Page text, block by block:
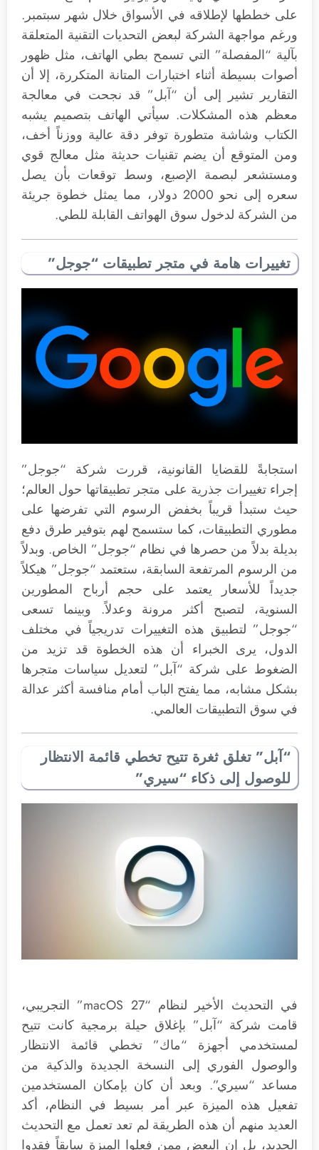
على خططها لإطلاقه في الأسواق خلال شهر سبتمبر.
ورغم مواجهة الشركة لبعض التحديات التقنية المتعلقة
بآلية “المفصلة” التي تسمح بطي الهاتف، مثل ظهور
أصوات بسيطة أثناء اختبارات المتانة المتكررة، إلا أن
التقارير تشير إلى أن “آبل” قد نجحت في معالجة
معظم هذه المشكلات. سيأتي الهاتف بتصميم يشبه
الكتاب وشاشة متطورة توفر دقة عالية ووزناً أخف،
ومن المتوقع أن يضم تقنيات حديثة مثل معالج قوي
ومستشعر لبصمة الإصبع، وسط توقعات بأن يصل
سعره إلى نحو 2000 دولار، مما يمثل خطوة جريئة
من الشركة لدخول سوق الهواتف القابلة للطي.
تغييرات هامة في متجر تطبيقات “جوجل”
استجابةً للقضايا القانونية، قررت شركة “جوجل”
إجراء تغييرات جذرية على متجر تطبيقاتها حول العالم؛
حيث ستبدأ قريباً بخفض الرسوم التي تفرضها على
مطوري التطبيقات، كما ستسمح لهم بتوفير طرق دفع
بديلة بدلاً من حصرها في نظام “جوجل” الخاص. وبدلاً
من الرسوم المرتفعة السابقة، ستعتمد “جوجل” هيكلاً
جديداً للأسعار يعتمد على حجم أرباح المطورين
السنوية، لتصبح أكثر مرونة وعدلاً. وبينما تسعى
“جوجل” لتطبيق هذه التغييرات تدريجياً في مختلف
الدول، يرى الخبراء أن هذه الخطوة قد تزيد من
الضغوط على شركة “آبل” لتعديل سياسات متجرها
بشكل مشابه، مما يفتح الباب أمام منافسة أكثر عدالة
في سوق التطبيقات العالمي.
“آبل” تغلق ثغرة تتيح تخطي قائمة الانتظار
للوصول إلى ذكاء “سيري”
في التحديث الأخير لنظام “macOS 27” التجريبي،
قامت شركة “آبل” بإغلاق حيلة برمجية كانت تتيح
لمستخدمي أجهزة “ماك” تخطي قائمة الانتظار
والوصول الفوري إلى النسخة الجديدة والذكية من
مساعد “سيري”. وبعد أن كان بإمكان المستخدمين
تفعيل هذه الميزة عبر أمر بسيط في النظام، أكد
العديد منهم أن هذه الطريقة لم تعد تعمل مع التحديث
الجديد، بل إن البعض ممن فعلوا الميزة سابقاً فقدوا